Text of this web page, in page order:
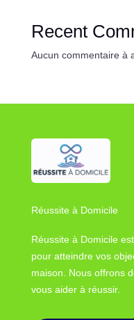
Recent
Aucun commentaire à
Réussite à Domicile
Réussite à Domicile
pour atteindre vos
maison. Nous offrons
vous aider à réussir.